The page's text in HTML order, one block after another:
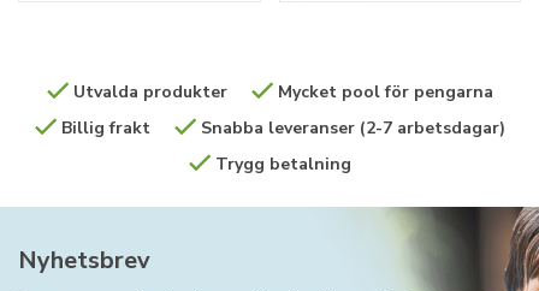
Utvalda produkter
Mycket pool för pengarna
Billig frakt
Snabba leveranser (2-7 arbetsdagar)
Trygg betalning
Nyhetsbrev